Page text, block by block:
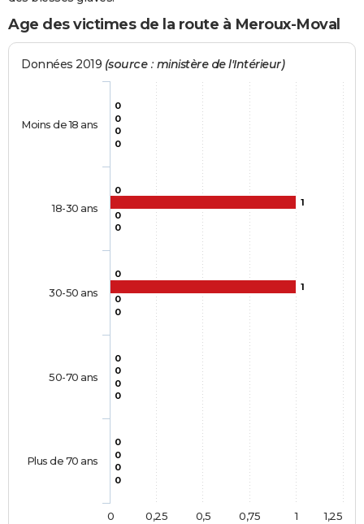
Age des victimes de la route à Meroux-Moval
Données 2019 (source : ministère de l'Intérieur)
0
0
0
0
0
0
1
1
0
0
0
0
0
0
0
0
0
0
0
0
Moins de 18 ans
18-30 ans
30-50 ans
50-70 ans
Plus de 70 ans
0 1
0,25 0,5 0,75 1,25